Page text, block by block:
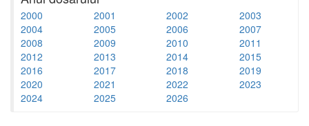
2000 2001 2002
2003
2004
2005 2006
2007
2008
2009 2010
2011
2012
2013 2014
2015
2016
2017 2018
2019
2020
2021 2022
2023
2024
2025 2026